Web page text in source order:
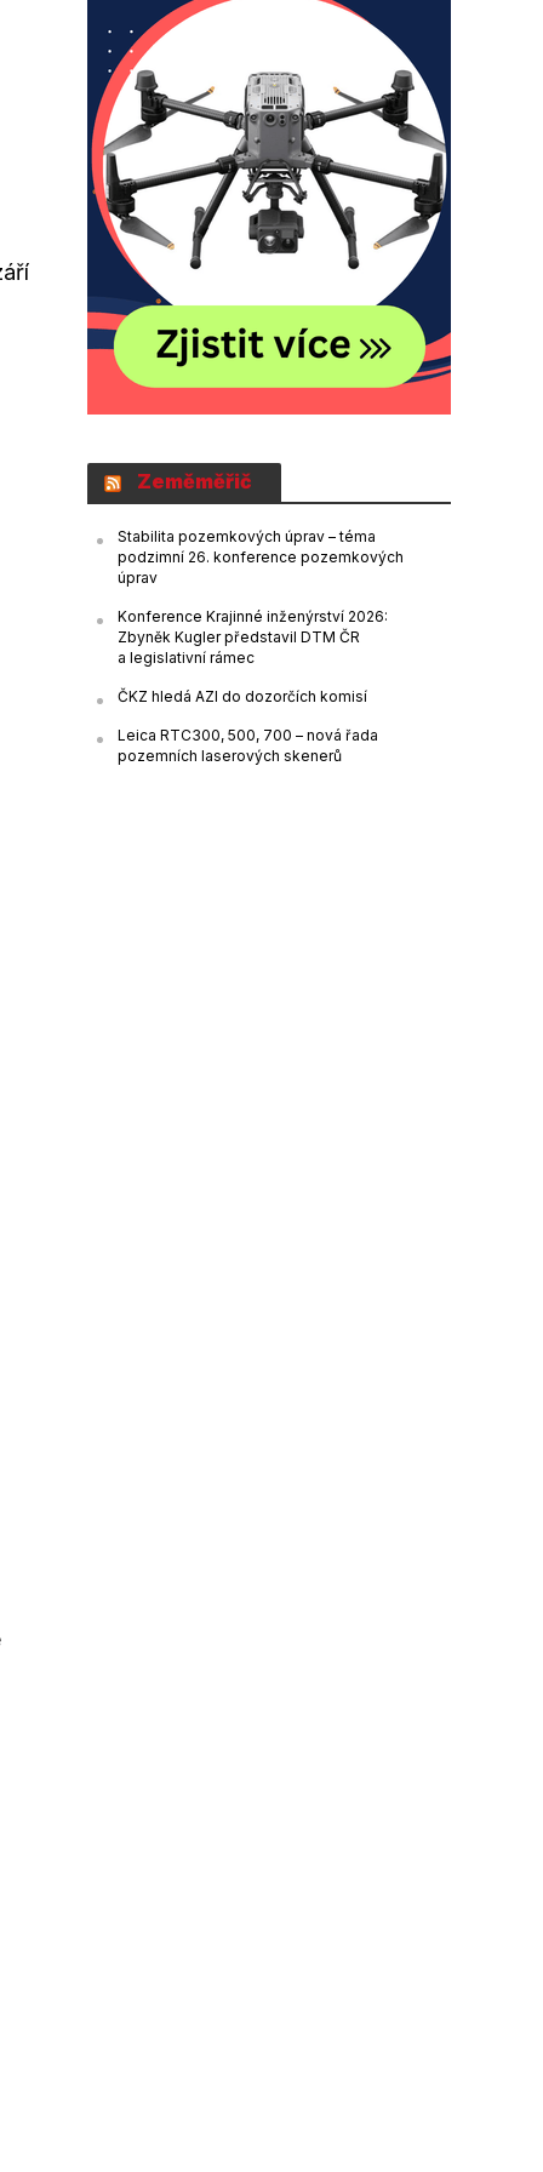
Zeměměřič
Stabilita pozemkových úprav – téma
podzimní 26. konference pozemkových
úprav
Konference Krajinné inženýrství 2026:
Zbyněk Kugler představil DTM ČR
a legislativní rámec
ČKZ hledá AZI do dozorčích komisí
Leica RTC300, 500, 700 – nová řada
pozemních laserových skenerů